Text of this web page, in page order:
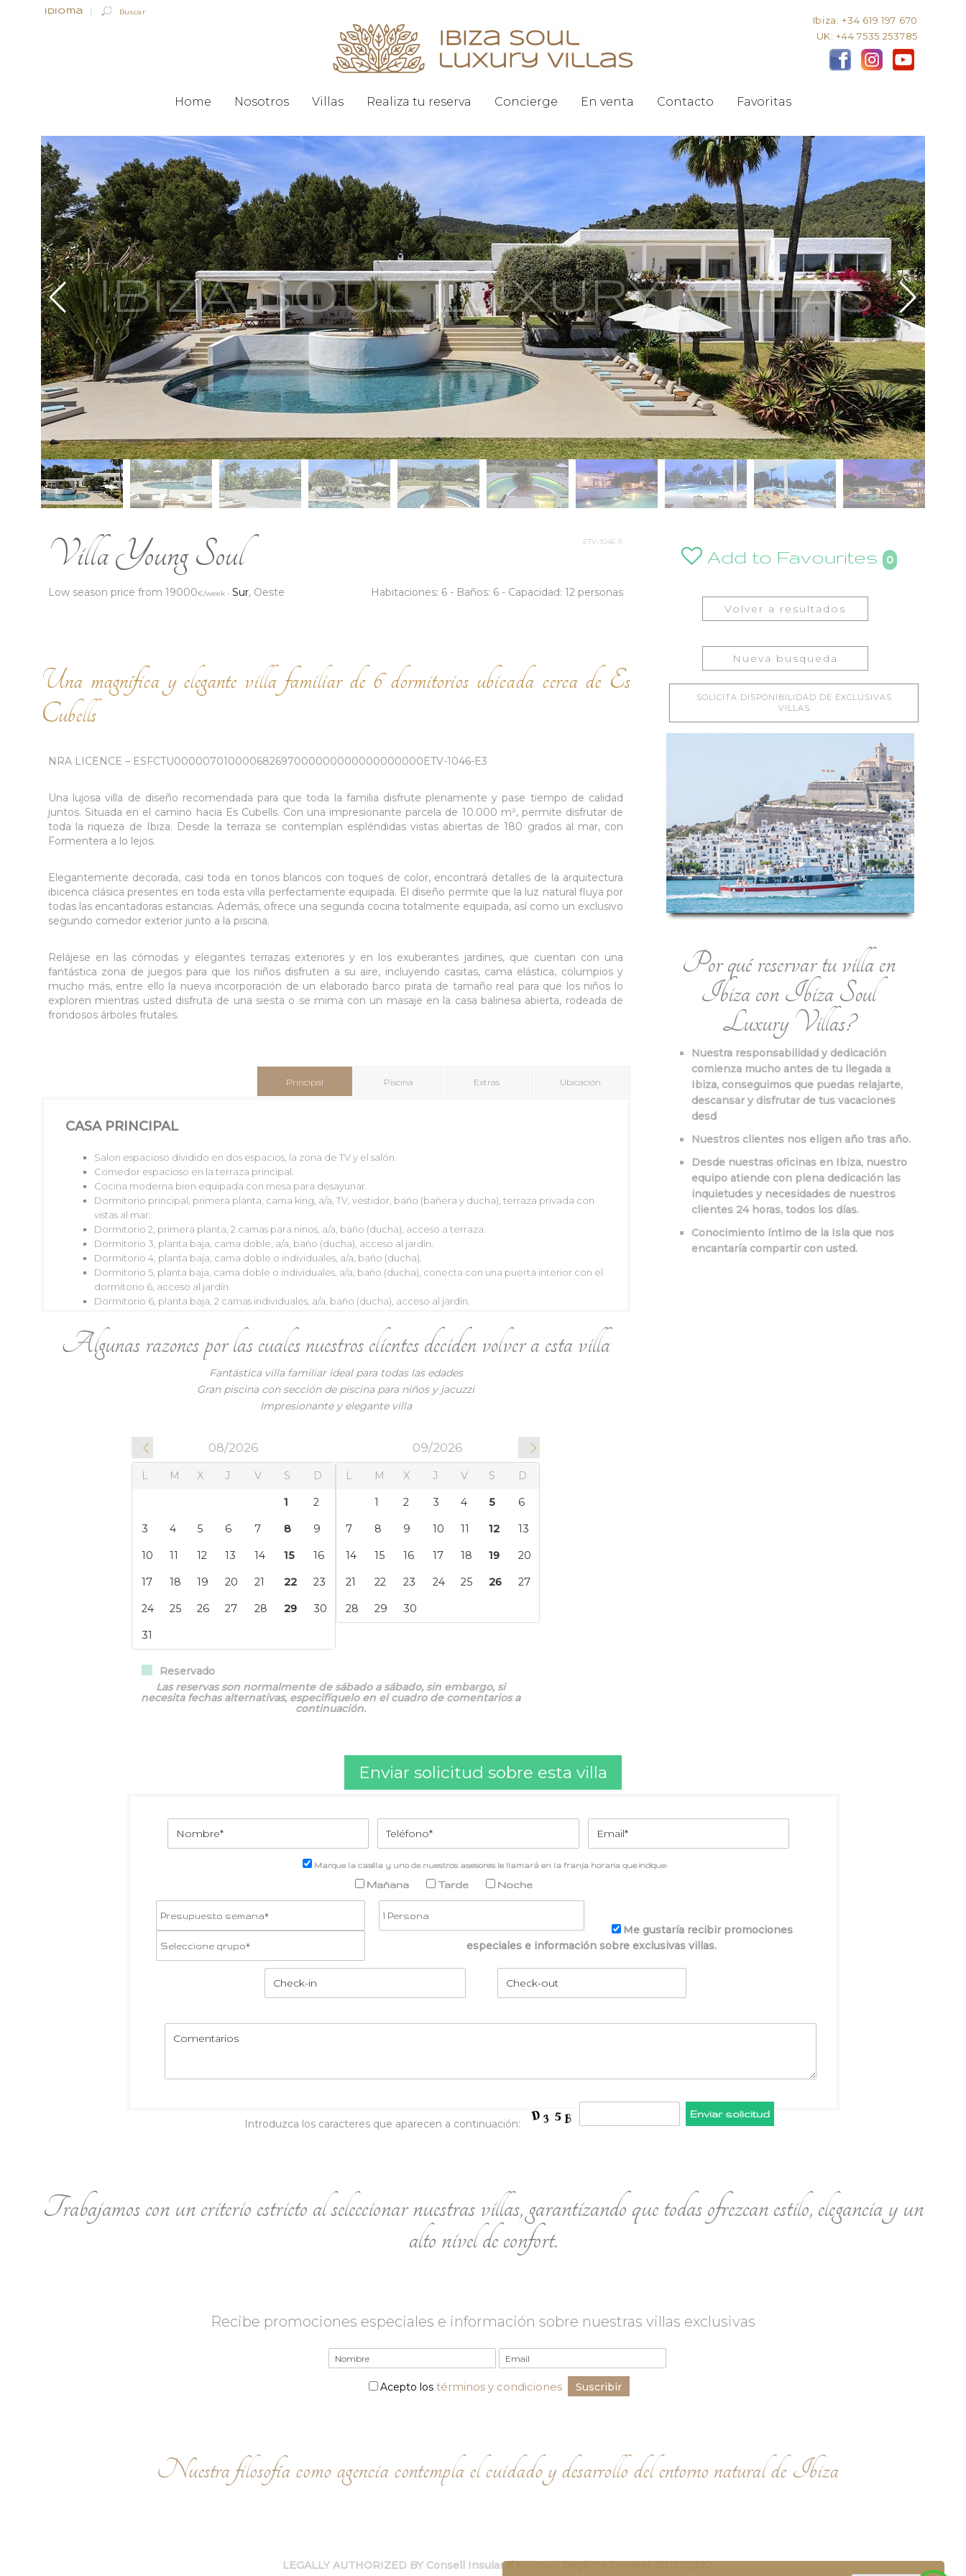
Idioma
Ibiza: +34 619 197 670
UK: +44 7535 253785
Home Nosotros Villas Realiza tu reserva Concierge En venta Contacto Favoritas
IBIZA SOUL LUXURY VILLAS
Villa Young Soul ETV-1046-E
Low season price from 19000€/week - Sur, Oeste Habitaciones: 6 - Baños: 6 - Capacidad: 12 personas
Una magnífica y elegante villa familiar de 6 dormitorios ubicada cerca de Es
Cubells
NRA LICENCE – ESFCTU000007010000682697000000000000000000ETV-1046-E3
Una lujosa villa de diseño recomendada para que toda la familia disfrute plenamente y pase tiempo de calidad
juntos. Situada en el camino hacia Es Cubells. Con una impresionante parcela de 10.000 m², permite disfrutar de
toda la riqueza de Ibiza. Desde la terraza se contemplan espléndidas vistas abiertas de 180 grados al mar, con
Formentera a lo lejos.
Elegantemente decorada, casi toda en tonos blancos con toques de color, encontrará detalles de la arquitectura
ibicenca clásica presentes en toda esta villa perfectamente equipada. El diseño permite que la luz natural fluya por
todas las encantadoras estancias. Además, ofrece una segunda cocina totalmente equipada, así como un exclusivo
segundo comedor exterior junto a la piscina.
Relájese en las cómodas y elegantes terrazas exteriores y en los exuberantes jardines, que cuentan con una
fantástica zona de juegos para que los niños disfruten a su aire, incluyendo casitas, cama elástica, columpios y
mucho más, entre ello la nueva incorporación de un elaborado barco pirata de tamaño real para que los niños lo
exploren mientras usted disfruta de una siesta o se mima con un masaje en la casa balinesa abierta, rodeada de
frondosos árboles frutales.
Principal Piscina Extras Ubicación
CASA PRINCIPAL
Salon espacioso dividido en dos espacios, la zona de TV y el salón.
Comedor espacioso en la terraza principal.
Cocina moderna bien equipada con mesa para desayunar.
Dormitorio principal, primera planta, cama king, a/a, TV, vestidor, baño (bañera y ducha), terraza privada con
vistas al mar.
Dormitorio 2, primera planta, 2 camas para ninos, a/a, baño (ducha), acceso a terraza.
Dormitorio 3, planta baja, cama doble, a/a, baño (ducha), acceso al jardín.
Dormitorio 4, planta baja, cama doble o individuales, a/a, baño (ducha).
Dormitorio 5, planta baja, cama doble o individuales, a/a, baño (ducha), conecta con una puerta interior con el
dormitorio 6, acceso al jardín.
Dormitorio 6, planta baja, 2 camas individuales, a/a, baño (ducha), acceso al jardín.
Algunas razones por las cuales nuestros clientes deciden volver a esta villa
Fantástica villa familiar ideal para todas las edades
Gran piscina con sección de piscina para niños y jacuzzi
Impresionante y elegante villa
08/2026
L M X J V S D
3 4 5 6 7 8 9
10 12 13 14 16
29
09/2026
L M X J V S D
7 8 9 10 11 12 13
14 15 16 17 18 20
28 30
Reservado
Las reservas son normalmente de sábado a sábado, sin embargo, si
necesita fechas alternativas, especifíquelo en el cuadro de comentarios a
continuación.
Add to Favourites 0
Volver a resultados
Nueva busqueda
SOLICITA DISPONIBILIDAD DE EXCLUSIVAS
VILLAS
Por qué reservar tu villa en
Ibiza con Ibiza Soul
Luxury Villas?
Nuestra responsabilidad y dedicación
comienza mucho antes de tu llegada a
Ibiza, conseguimos que puedas relajarte,
descansar y disfrutar de tus vacaciones
desd
Nuestros clientes nos eligen año tras año.
Desde nuestras oficinas en Ibiza, nuestro
equipo atiende con plena dedicación las
inquietudes y necesidades de nuestros
clientes 24 horas, todos los días.
Conocimiento íntimo de la Isla que nos
encantaría compartir con usted.
Enviar solicitud sobre esta villa
Marque la casilla y uno de nuestros asesores le llamará en la franja horaria que indique:
Mañana Tarde Noche
Me gustaría recibir promociones
especiales e información sobre exclusivas villas.
Introduzca los caracteres que aparecen a continuación:
Enviar solicitud
Trabajamos con un criterio estricto al seleccionar nuestras villas, garantizando que todas ofrezcan estilo, elegancia y un
alto nivel de confort.
Recibe promociones especiales e información sobre nuestras villas exclusivas
Acepto los términos y condiciones
Nuestra filosofía como agencia contempla el cuidado y desarrollo del entorno natural de Ibiza
LEGALLY AUTHORIZED BY Consell Insular d’Eivissa – Registre General: 201702972